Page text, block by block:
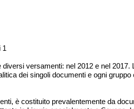
1
diversi versamenti: nel 2012 e nel
dei singoli documenti e ogni
è costituito prevalentemente da